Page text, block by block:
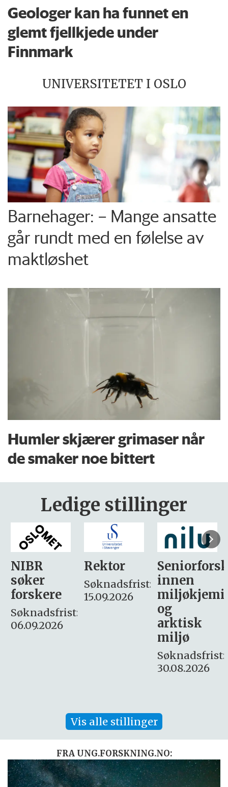
Geologer kan ha funnet en
glemt fjellkjede under
Finnmark
UNIVERSITETET I OSLO
Barnehager: – Mange ansatte
går rundt med en følelse av
maktløshet
Humler skjærer grimaser når
de smaker noe bittert
Ledige stillinger
Rektor
Søknadsfrist:
15.09.2026
Seniorforsker
innen
miljøkjemi
søker
– fast
Søknadsfrist:
16. august.
Vis alle stillinger
FRA UNG.FORSKNING.NO: